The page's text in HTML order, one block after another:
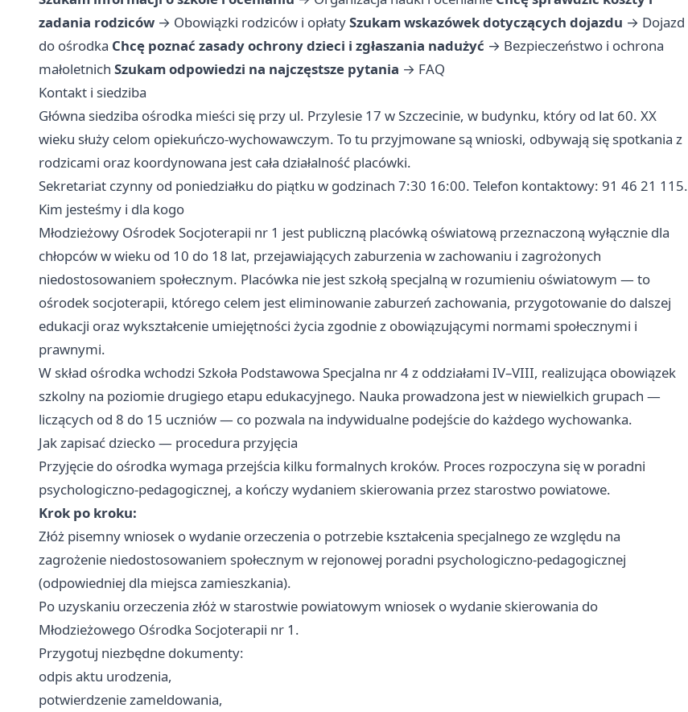
zadania rodziców → Obowiązki rodziców i opłatySzukam wskazówek dotyczących dojazdu → Dojazd
do ośrodka Chcę poznać zasady ochrony dzieci i zgłaszania nadużyć → Bezpieczeństwo i ochrona
małoletnich Szukam odpowiedzi na najczęstsze pytania → FAQ
Kontakt i siedziba
Główna siedziba ośrodka mieści się przy ul. Przylesie 17 w Szczecinie, w budynku, który od lat 60. XX
wieku służy celom opiekuńczo-wychowawczym. To tu przyjmowane są wnioski, odbywają się spotkania z
rodzicami oraz koordynowana jest cała działalność placówki.
Sekretariat czynny od poniedziałku do piątku w godzinach 7:30 16:00. Telefon kontaktowy: 91 46 21 115.
Kim jesteśmy i dla kogo
Młodzieżowy Ośrodek Socjoterapii nr 1 jest publiczną placówką oświatową przeznaczoną wyłącznie dla
chłopców w wieku od 10 do 18 lat, przejawiających zaburzenia w zachowaniu i zagrożonych
niedostosowaniem społecznym. Placówka nie jest szkołą specjalną w rozumieniu oświatowym — to
ośrodek socjoterapii, którego celem jest eliminowanie zaburzeń zachowania, przygotowanie do dalszej
edukacji oraz wykształcenie umiejętności życia zgodnie z obowiązującymi normami społecznymi i
prawnymi.
W skład ośrodka wchodzi Szkoła Podstawowa Specjalna nr 4 z oddziałami IV–VIII, realizująca obowiązek
szkolny na poziomie drugiego etapu edukacyjnego. Nauka prowadzona jest w niewielkich grupach —
liczących od 8 do 15 uczniów — co pozwala na indywidualne podejście do każdego wychowanka.
Jak zapisać dziecko — procedura przyjęcia
Przyjęcie do ośrodka wymaga przejścia kilku formalnych kroków. Proces rozpoczyna się w poradni
psychologiczno-pedagogicznej, a kończy wydaniem skierowania przez starostwo powiatowe.
Krok po kroku:
Złóż pisemny wniosek o wydanie orzeczenia o potrzebie kształcenia specjalnego ze względu na
zagrożenie niedostosowaniem społecznym w rejonowej poradni psychologiczno-pedagogicznej
(odpowiedniej dla miejsca zamieszkania).
Po uzyskaniu orzeczenia złóż w starostwie powiatowym wniosek o wydanie skierowania do
Młodzieżowego Ośrodka Socjoterapii nr 1.
Przygotuj niezbędne dokumenty:
odpis aktu urodzenia,
potwierdzenie zameldowania,